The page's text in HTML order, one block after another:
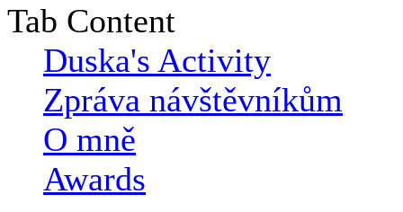
Tab Content
Duska's Activity
Zpráva návštěvníkům
O mně
Awards